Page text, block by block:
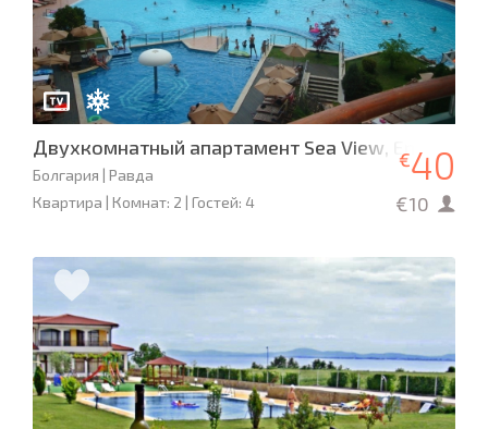
Двухкомнатный апартамент Sea View, Emerald
Болгария | Равда
Квартира | Комнат: 2 | Гостей: 4
€40
€10